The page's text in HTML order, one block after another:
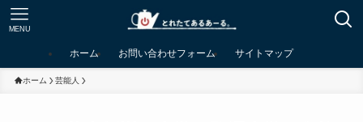
MENU
ホーム お問い合わせフォーム サイトマップ
ホーム 芸能人